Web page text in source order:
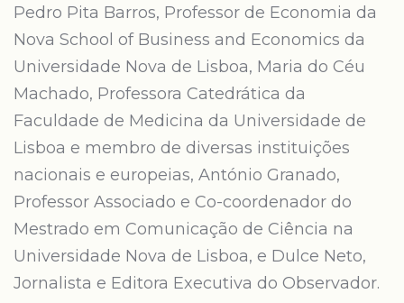
Pedro Pita Barros, Professor de Economia da
Nova School of Business and Economics da
Universidade Nova de Lisboa, Maria do Céu
Machado, Professora Catedrática da
Faculdade de Medicina da Universidade de
Lisboa e membro de diversas instituições
nacionais e europeias, António Granado,
Professor Associado e Co-coordenador do
Mestrado em Comunicação de Ciência na
Universidade Nova de Lisboa, e Dulce Neto,
Jornalista e Editora Executiva do Observador.